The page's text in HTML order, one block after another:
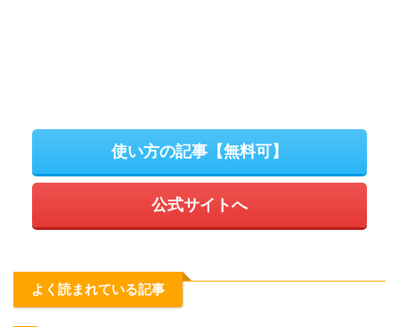
使い方の記事【無料可】
公式サイトへ
よく読まれている記事